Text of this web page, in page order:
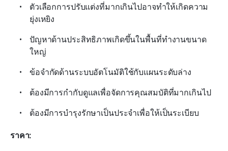
ตัวเลือกการปรับแต่งที่มากเกินไปอาจทำให้เกิดความ
ยุ่งเหยิง
ปัญหาด้านประสิทธิภาพเกิดขึ้นในพื้นที่ทำงานขนาด
ใหญ่
ข้อจำกัดด้านระบบอัตโนมัติใช้กับแผนระดับล่าง
ต้องมีการกำกับดูแลเพื่อจัดการคุณสมบัติที่มากเกินไป
ต้องมีการบำรุงรักษาเป็นประจำเพื่อให้เป็นระเบียบ
ราคา: